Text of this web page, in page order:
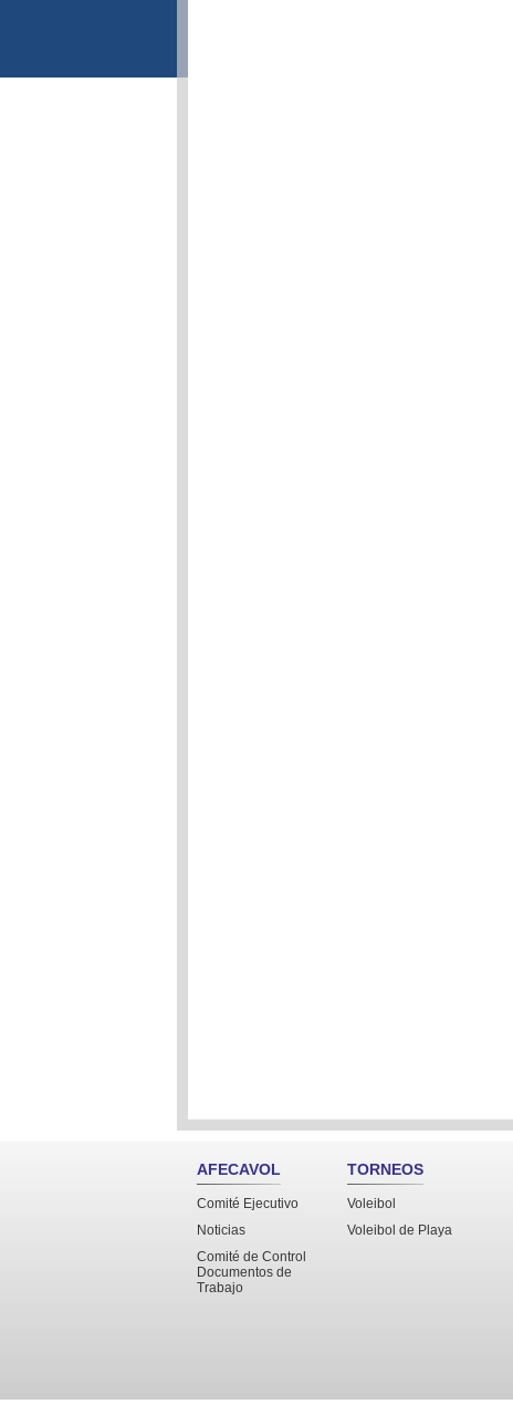
AFECAVOL
Comité Ejecutivo
Noticias
Comité de Control
Documentos de
Trabajo
TORNEOS
Voleibol
Voleibol de Playa